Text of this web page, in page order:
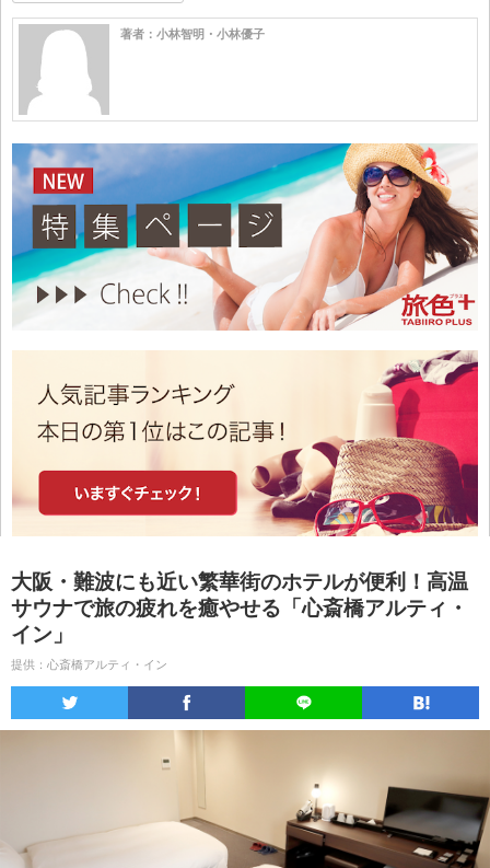
著者：小林智明・小林優子
大阪・難波にも近い繁華街のホテルが便利！高温
サウナで旅の疲れを癒やせる「心斎橋アルティ・
イン」
提供：心斎橋アルティ・イン